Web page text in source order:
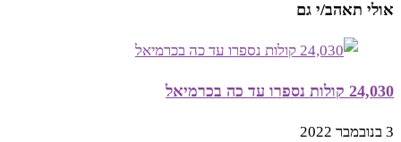
אולי תאהב/י גם
24,030 קולות נספרו עד כה בכרמיאל
3 בנובמבר 2022